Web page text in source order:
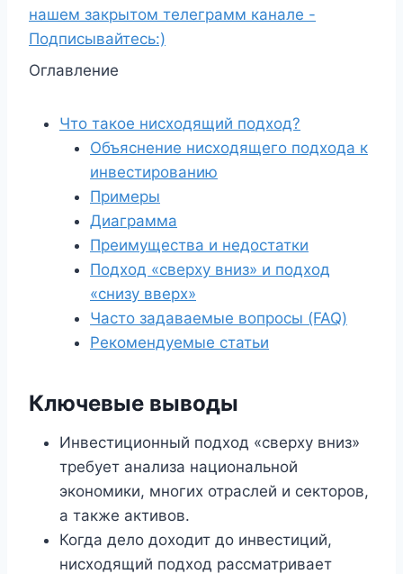
нашем закрытом телеграмм канале -
Подписывайтесь:)
Оглавление
Что такое нисходящий подход?
Объяснение нисходящего подхода к
инвестированию
Примеры
Диаграмма
Преимущества и недостатки
Подход «сверху вниз» и подход
«снизу вверх»
Часто задаваемые вопросы (FAQ)
Рекомендуемые статьи
Ключевые выводы
Инвестиционный подход «сверху вниз»
требует анализа национальной
экономики, многих отраслей и секторов,
а также активов.
Когда дело доходит до инвестиций,
нисходящий подход рассматривает